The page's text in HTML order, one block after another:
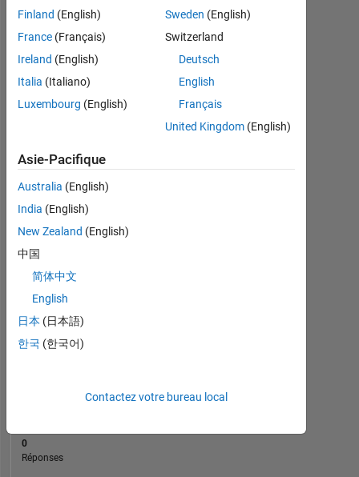
CONTRIBUTIONS
0
2
RANG
717
031
CONTRIBUTIONS
0
Réponses
Finland (English)
France (Français)
Ireland (English)
Italia (Italiano)
Luxembourg (English)
Sweden (English)
Switzerland
Deutsch
English
Français
United Kingdom(English)
Asie-Pacifique
Australia (English)
India (English)
New Zealand (English)
中国
简体中文
English
日本 (日本語)
한국 (한국어)
Contactez votre bureau local